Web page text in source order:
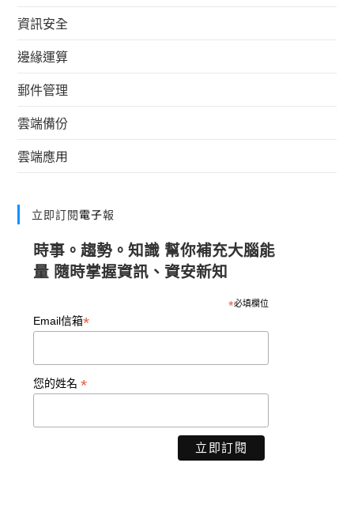
資訊安全
邊緣運算
郵件管理
雲端備份
雲端應用
立即訂閱電子報
時事。趨勢。知識 幫你補充大腦能
量 隨時掌握資訊、資安新知
*必填欄位
Email信箱*
您的姓名*